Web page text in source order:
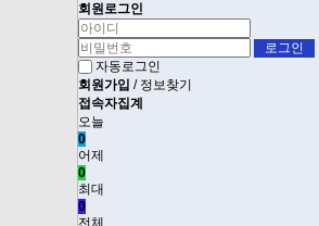
회원로그인
자동로그인
회원가입 / 정보찾기
접속자집계
오늘
0
어제
0
최대
0
전체